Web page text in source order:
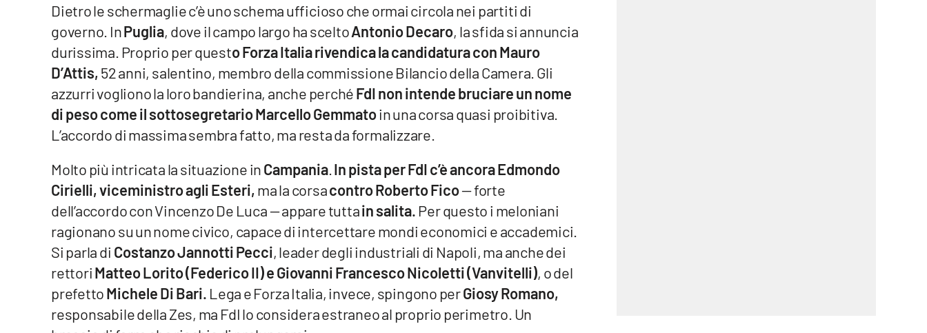
Lamezia Terme
Calabriavisione
Destinazioni
Dietro le schermaglie c’è uno schema ufficioso che ormai circola nei partiti di
governo. InPuglia, dove il campo largo ha sceltoAntonio Decaro, la sfida si annuncia
durissima. Proprio per questo Forza Italia rivendica la candidatura con Mauro
D’Attis,52 anni, salentino, membro della commissione Bilancio della Camera. Gli
azzurri vogliono la loro bandierina, anche perchéFdI non intende bruciare un nome
di peso come il sottosegretario Marcello Gemmatoin una corsa quasi proibitiva.
L’accordo di massima sembra fatto, ma resta da formalizzare.
Molto più intricata la situazione inCampania. In pista per FdI c’è ancora Edmondo
Cirielli, viceministro agli Esteri,ma la corsacontro Roberto Fico— forte
dell’accordo con Vincenzo De Luca — appare tuttain salita. Per questo i meloniani
ragionano su un nome civico, capace di intercettare mondi economici e accademici.
Si parla di Costanzo Jannotti Pecci, leader degli industriali di Napoli, ma anche dei
rettoriMatteo Lorito (Federico II) e Giovanni Francesco Nicoletti (Vanvitelli), o del
prefettoMichele Di Bari. Lega e Forza Italia, invece, spingono perGiosy Romano,
responsabile della Zes, ma FdI lo considera estraneo al proprio perimetro. Un